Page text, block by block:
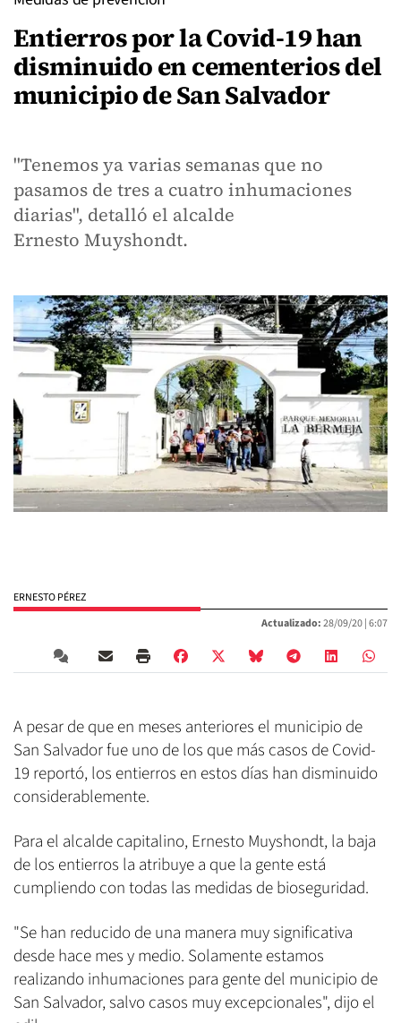
Entierros por la Covid-19 han
disminuido en cementerios del
municipio de San Salvador
"Tenemos ya varias semanas que no
pasamos de tres a cuatro inhumaciones
diarias", detalló el alcalde
Ernesto Muyshondt.
ERNESTO PÉREZ
Actualizado:28/09/20 |6:07
A pesar de que en meses anteriores el municipio de
San Salvador fue uno de los que más casos de Covid-
19 reportó, los entierros en estos días han disminuido
considerablemente.
Para el alcalde capitalino, Ernesto Muyshondt, la baja
de los entierros la atribuye a que la gente está
cumpliendo con todas las medidas de bioseguridad.
"Se han reducido de una manera muy significativa
desde hace mes y medio. Solamente estamos
realizando inhumaciones para gente del municipio de
San Salvador, salvo casos muy excepcionales", dijo el